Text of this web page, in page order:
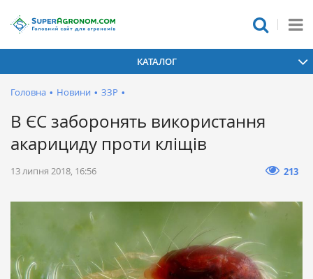
КАТАЛОГ
Головна • Новини • ЗЗР •
В ЄС заборонять використання
акарициду проти кліщів
13 липня 2018, 16:56 213